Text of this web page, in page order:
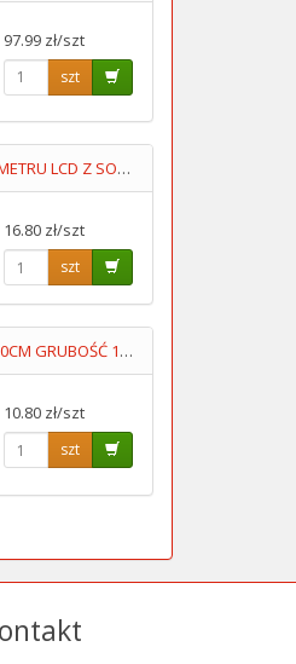
97.99 zł/szt
szt
MODUŁ TERMOMETRU LCD Z SONDĄ -50ST+100ST PRZEWÓD 5M
16.80 zł/szt
szt
LAMINAT JS13X30CM GRUBOŚĆ 1MM JEDNOSTRONNY
10.80 zł/szt
szt